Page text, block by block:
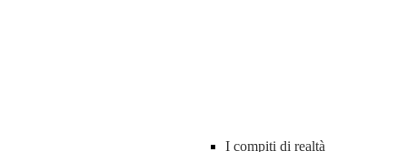
I compiti di realtà